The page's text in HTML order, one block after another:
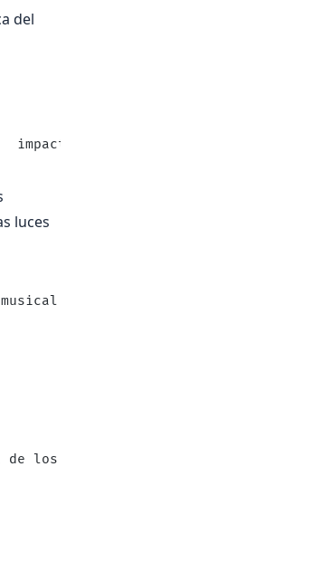
del
impacto significativo en la
luces
que se ha demostrado que
de los niños y el rendimiento